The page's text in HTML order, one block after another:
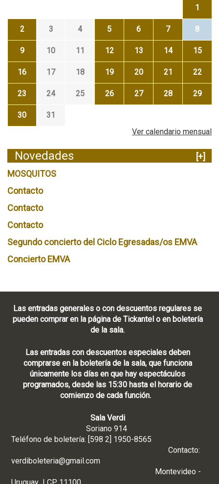
1
2 3 4 5 6 7 8
9 10 11 12 13 14 15
16 17 18 19 20 21 22
23 24 25 26 27 28 29
30
31
Ver calendario mensual
Novedades
[+]
MOSQUITOS
Contacto
Contacto
Contacto
Segundo concierto del Ciclo Egresadas/os EMVA
Concierto EMVA
Las entradas generales o con descuentos regulares se
pueden comprar en la página de Tickantel o en boletería
de la sala.
Las entradas con descuentos especiales deben
comprarse en la boletería de la sala, que funciona
únicamente los días en que hay espectáculos
programados, desde las 15:30 hasta el horario de
comienzo de cada función.
Sala Verdi
Soriano 914
Teléfono de boletería: [598 2] 1950-8565
Contacto:
verdiboleteria@gmail.com
Montevideo -